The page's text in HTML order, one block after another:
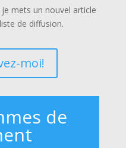
mets un nouvel article
de diffusion.
moi!
de